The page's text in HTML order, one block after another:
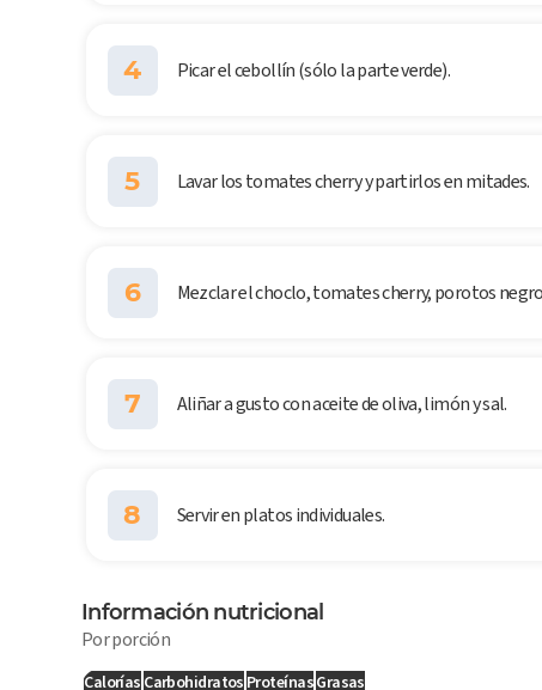
4 Picar el cebollín (sólo la parte verde).
5 Lavar los tomates cherry y partirlos en mitades.
6 Mezclar el choclo, tomates cherry, porotos
7 Aliñar a gusto con aceite de oliva, limón y sal.
8 Servir en platos individuales.
Información nutricional
Por porción
Calorías Carbohidratos ProteínasGrasas